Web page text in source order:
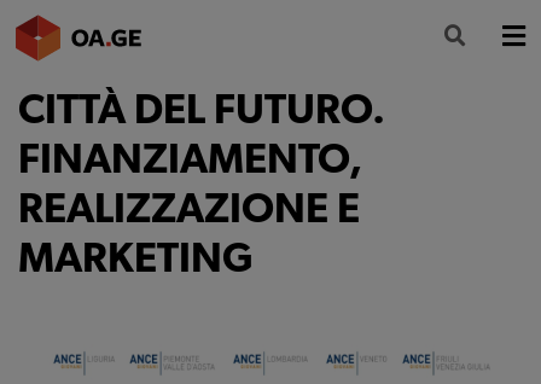
L’ORDINE
AMMINISTRAZIONE TRASPARENTE
ALBO
SEGRETERIA
FORMAZIONE
CITTÀ DEL FUTURO.
FINANZIAMENTO,
REALIZZAZIONE E
MARKETING